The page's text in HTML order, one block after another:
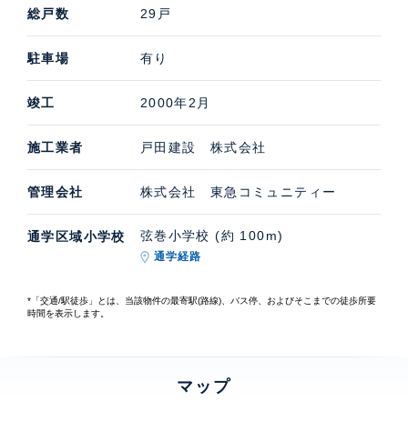
総戸数 29戸
駐車場 有り
竣工 2000年2月
施工業者 戸田建設 株式会社
管理会社 株式会社 東急コミュニティー
通学区域小学校 弦巻小学校 (約 100m)
通学経路
*「交通/駅徒歩」とは、当該物件の最寄駅(路線)、バス停、およびそこまでの徒歩所要
時間を表示します。
マップ